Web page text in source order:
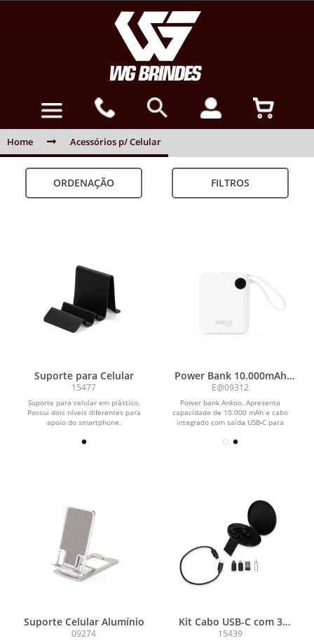
Home Acessórios p/ Celular
ORDENAÇÃO FILTROS
Suporte para Celular
15477
Suporte para celular em plástico.
Possui dois níveis diferentes para
apoio do smartphone.
Power Bank 10.000mAh
com Painel de LED
E@09312
Power bank Ankoo. Apresenta
capacidade de 10.000 mAh e cabo
integrado com saída USB-C para
Suporte Celular Alumínio
09274
Kit Cabo USB-C com 3
Adaptadores
15439